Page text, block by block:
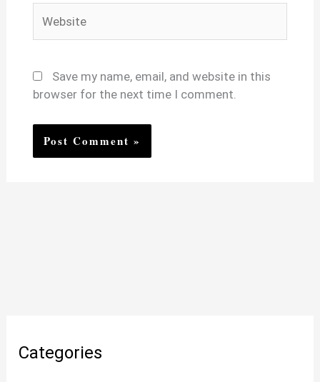
Save my name, email, and website in this
browser for the next time I comment.
Categories